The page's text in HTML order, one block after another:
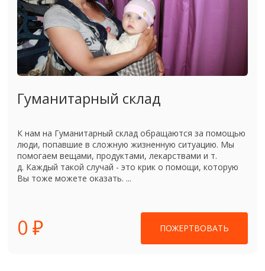
Гуманитарный склад
К нам на Гуманитарный склад обращаются за помощью
люди, попавшие в сложную жизненную ситуацию. Мы
помогаем вещами, продуктами, лекарствами и т.
д. Каждый такой случай - это крик о помощи, которую
Вы тоже можете оказать. ...
0 ₽ ПОЖЕРТВОВАТЬ